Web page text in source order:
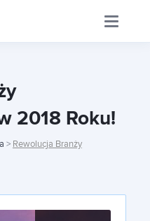
2018 Roku!
> Rewolucja Branży